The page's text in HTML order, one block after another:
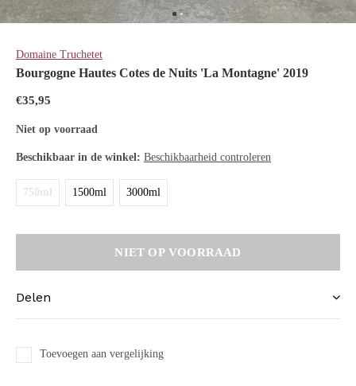
Domaine Truchetet
Bourgogne Hautes Cotes de Nuits 'La Montagne' 2019
€35,95
Niet op voorraad
Beschikbaar in de winkel: Beschikbaarheid controleren
750ml 1500ml 3000ml
NIET OP VOORRAAD
Delen
Toevoegen aan vergelijking